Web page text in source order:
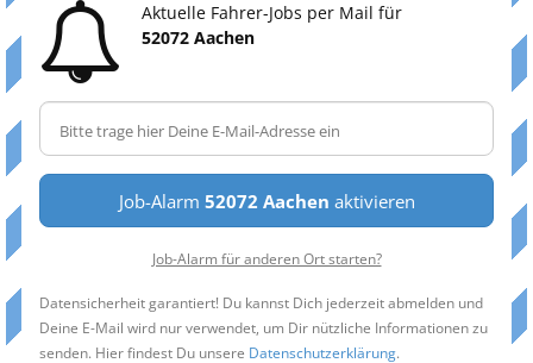
Aktuelle Fahrer-Jobs per Mail für
52072 Aachen
Job-Alarm 52072 Aachen aktivieren
Job-Alarm für anderen Ort starten?
Datensicherheit garantiert! Du kannst Dich jederzeit abmelden und
Deine E-Mail wird nur verwendet, um Dir nützliche Informationen zu
senden. Hier findest Du unsere Datenschutzerklärung.